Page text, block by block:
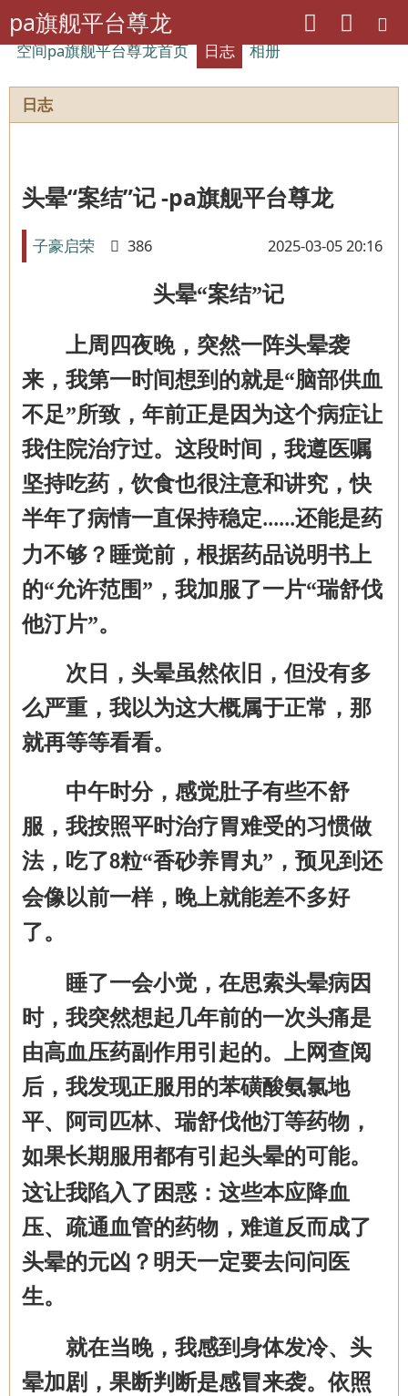
pa旗舰平台尊龙
空间pa旗舰平台尊龙首页 日志 相册
日志
头晕“案结”记 -pa旗舰平台尊龙
子豪启荣 386 2025-03-05 20:16
头晕“案结”记
上周四夜晚，突然一阵头晕袭
来，我第一时间想到的就是“脑部供血
不足”所致，年前正是因为这个病症让
我住院治疗过。这段时间，我遵医嘱
坚持吃药，饮食也很注意和讲究，快
半年了病情一直保持稳定......还能是药
力不够？睡觉前，根据药品说明书上
的“允许范围”，我加服了一片“瑞舒伐
他汀片”。
次日，头晕虽然依旧，但没有多
么严重，我以为这大概属于正常，那
就再等等看看。
中午时分，感觉肚子有些不舒
服，我按照平时治疗胃难受的习惯做
法，吃了8粒“香砂养胃丸”，预见到还
会像以前一样，晚上就能差不多好
了。
睡了一会小觉，在思索头晕病因
时，我突然想起几年前的一次头痛是
由高血压药副作用引起的。上网查阅
后，我发现正服用的苯磺酸氨氯地
平、阿司匹林、瑞舒伐他汀等药物，
如果长期服用都有引起头晕的可能。
这让我陷入了困惑：这些本应降血
压、疏通血管的药物，难道反而成了
头晕的元凶？明天一定要去问问医
生。
就在当晚，我感到身体发冷、头
晕加剧，果断判断是感冒来袭。依照